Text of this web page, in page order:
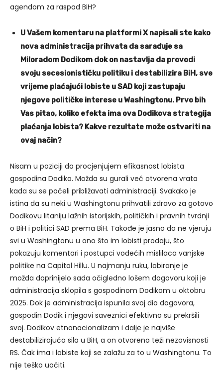
agendom za raspad BiH?
U Vašem komentaru na platformi X napisali ste kako
nova administracija prihvata da sarađuje sa
Miloradom Dodikom dok on nastavlja da provodi
svoju secesionističku politiku i destabilizira BiH, sve
vrijeme plaćajući lobiste u SAD koji zastupaju
njegove političke interese u Washingtonu. Prvo bih
Vas pitao, koliko efekta ima ova Dodikova strategija
plaćanja lobista? Kakve rezultate može ostvariti na
ovaj način?
Nisam u poziciji da procjenjujem efikasnost lobista
gospodina Dodika. Možda su gurali već otvorena vrata
kada su se počeli približavati administraciji. Svakako je
istina da su neki u Washingtonu prihvatili zdravo za gotovo
Dodikovu litaniju lažnih istorijskih, političkih i pravnih tvrdnji
o BiH i politici SAD prema BiH. Takođe je jasno da ne vjeruju
svi u Washingtonu u ono što im lobisti prodaju, što
pokazuju komentari i postupci vodećih mislilaca vanjske
politike na Capitol Hillu. U najmanju ruku, lobiranje je
možda doprinijelo sada očigledno lošem dogovoru koji je
administracija sklopila s gospodinom Dodikom u oktobru
2025. Dok je administracija ispunila svoj dio dogovora,
gospodin Dodik i njegovi saveznici efektivno su prekršili
svoj. Dodikov etnonacionalizam i dalje je najviše
destabilizirajuća sila u BiH, a on otvoreno teži nezavisnosti
RS. Čak ima i lobiste koji se zalažu za to u Washingtonu. To
nije teško uočiti.